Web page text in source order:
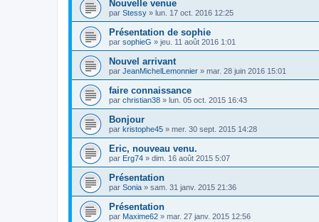
Nouvelle venue
par Stessy » lun. 17 oct. 2016 12:25
Présentation de sophie
par sophieG » jeu. 11 août 2016 1:01
Nouvel arrivant
par JeanMichelLemonnier » mar. 28 juin 2016 15:01
faire connaissance
par christian38 » lun. 05 oct. 2015 16:43
Bonjour
par kristophe45 » mer. 30 sept. 2015 14:28
Eric, nouveau venu.
par Erg74 » dim. 16 août 2015 5:07
Présentation
par Sonia » sam. 31 janv. 2015 21:36
Présentation
par Maxime62 » mar. 27 janv. 2015 12:56